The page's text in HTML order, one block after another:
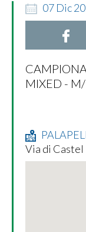
07 Dic
MIXED -
Via di Castel